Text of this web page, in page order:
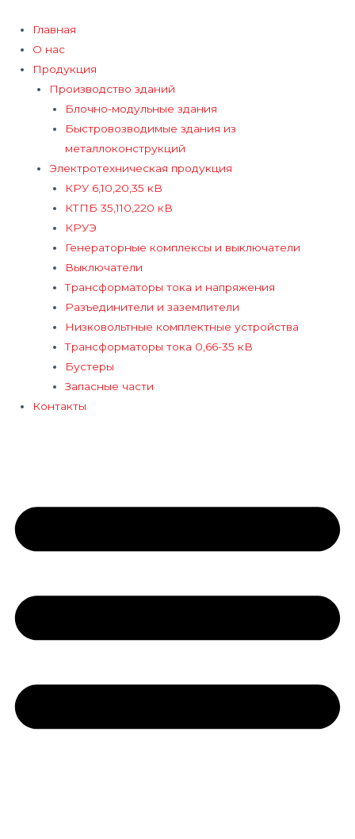
содержимому
Главная
О нас
Продукция
Производство зданий
Блочно-модульные здания
Быстровозводимые здания из
металлоконструкций
Электротехническая продукция
КРУ 6,10,20,35 кВ
КТПБ 35,110,220 кВ
КРУЭ
Генераторные комплексы и выключатели
Выключатели
Трансформаторы тока и напряжения
Разъединители и заземлители
Низковольтные комплектные устройства
Трансформаторы тока 0,66-35 кВ
Бустеры
Запасные части
Контакты